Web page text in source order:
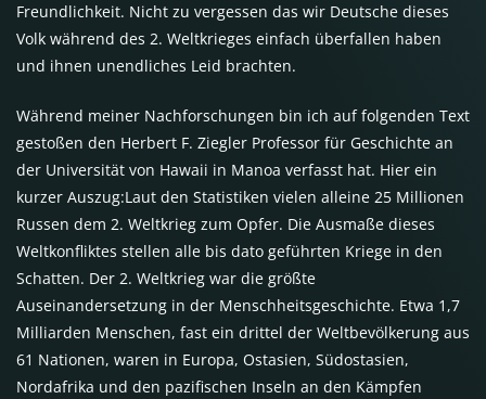
Freundlichkeit. Nicht zu vergessen das wir Deutsche dieses
Volk während des 2. Weltkrieges einfach überfallen haben
und ihnen unendliches Leid brachten.
Während meiner Nachforschungen bin ich auf folgenden Text
gestoßen den Herbert F. Ziegler Professor für Geschichte an
der Universität von Hawaii in Manoa verfasst hat. Hier ein
kurzer Auszug:Laut den Statistiken vielen alleine 25 Millionen
Russen dem 2. Weltkrieg zum Opfer. Die Ausmaße dieses
Weltkonfliktes stellen alle bis dato geführten Kriege in den
Schatten. Der 2. Weltkrieg war die größte
Auseinandersetzung in der Menschheitsgeschichte. Etwa 1,7
Milliarden Menschen, fast ein drittel der Weltbevölkerung aus
61 Nationen, waren in Europa, Ostasien, Südostasien,
Nordafrika und den pazifischen Inseln an den Kämpfen